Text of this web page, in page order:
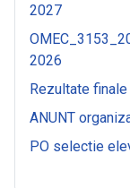
2027
2026
Rezultate
ANUNT
PO selectie